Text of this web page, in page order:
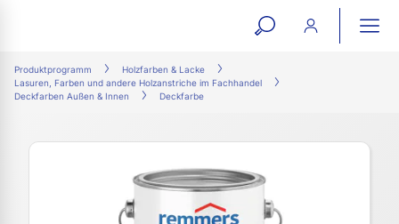
open
Produktprogramm
Holzfarben & Lacke
Lasuren, Farben und andere Holzanstriche im Fachhandel
Deckfarben Außen & Innen
Deckfarbe